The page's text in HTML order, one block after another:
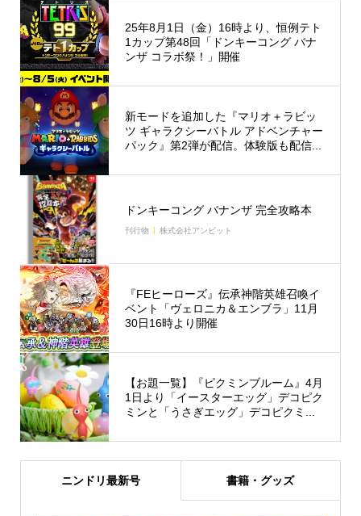
25年8月1日（金）16時より、恒例テト
1カップ第48回「ドンキーコング バナ
ンザ コラボ祭！」開催
新モードを追加した『マリオ＋ラビッ
ツ ギャラクシーバトル アドベンチャー
パック』第2弾が配信。体験版も配信...
ドンキーコング バナンザ 完全攻略本
刊行物 株式会社アンビット
『FEヒーローズ』伝承神階英雄召喚イ
ベント「ヴェロニカ＆エンブラ」11月
30日16時より開催
【お題一覧】『ピクミンブルーム』4月
1日より「イースターエッグ」デコピク
ミンと「うさぎエッグ」デコピクミ...
ニンドリ最新号 書籍・グッズ